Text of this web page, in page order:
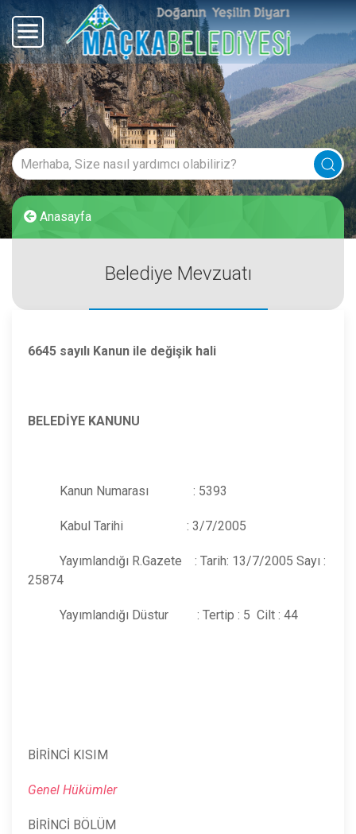
Anasayfa
Belediye Mevzuatı
6645 sayılı Kanun ile değişik hali
BELEDİYE KANUNU
Kanun Numarası : 5393
Kabul Tarihi : 3/7/2005
Yayımlandığı R.Gazete : Tarih: 13/7/2005 Sayı :
25874
Yayımlandığı Düstur : Tertip : 5 Cilt : 44
BİRİNCİ KISIM
Genel Hükümler
BİRİNCİ BÖLÜM